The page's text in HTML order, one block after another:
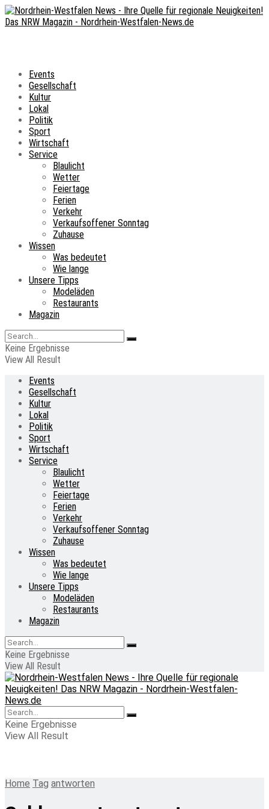
Events
Gesellschaft
Kultur
Lokal
Politik
Sport
Wirtschaft
Service
Blaulicht
Wetter
Feiertage
Ferien
Verkehr
Verkaufsoffener Sonntag
Zuhause
Wissen
Was bedeutet
Wie lange
Unsere Tipps
Modeläden
Restaurants
Magazin
Keine Ergebnisse
View All Result
Events
Gesellschaft
Kultur
Lokal
Politik
Sport
Wirtschaft
Service
Blaulicht
Wetter
Feiertage
Ferien
Verkehr
Verkaufsoffener Sonntag
Zuhause
Wissen
Was bedeutet
Wie lange
Unsere Tipps
Modeläden
Restaurants
Magazin
Keine Ergebnisse
View All Result
Keine Ergebnisse
View All Result
Home Tag antworten